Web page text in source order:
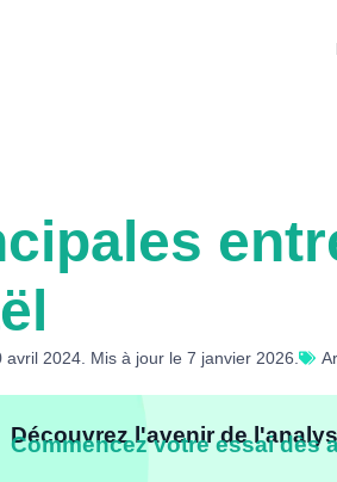
avril 2024. Mis à jour le 7 janvier 2026.
Découvrez l'avenir de
Commencez votre essai dès